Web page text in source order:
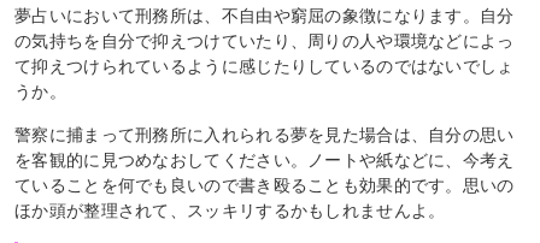
夢占いにおいて刑務所は、不自由や窮屈の象徴になります。自分
の気持ちを自分で抑えつけていたり、周りの人や環境などによっ
て抑えつけられているように感じたりしているのではないでしょ
うか。
警察に捕まって刑務所に入れられる夢を見た場合は、自分の思い
を客観的に見つめなおしてください。ノートや紙などに、今考え
ていることを何でも良いので書き殴ることも効果的です。思いの
ほか頭が整理されて、スッキリするかもしれませんよ。